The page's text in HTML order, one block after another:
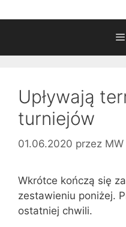
Upływają
turniejów
01.06.2020 przez MW
Wkrótce kończą się
zestawieniu poniżej.
ostatniej chwili.